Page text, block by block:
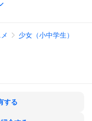
ップしたのだが、雄大
プチ炎上してしまっ
う思った寧々は…!? イイ
作品をもっと見る
少女（小中学生）
する